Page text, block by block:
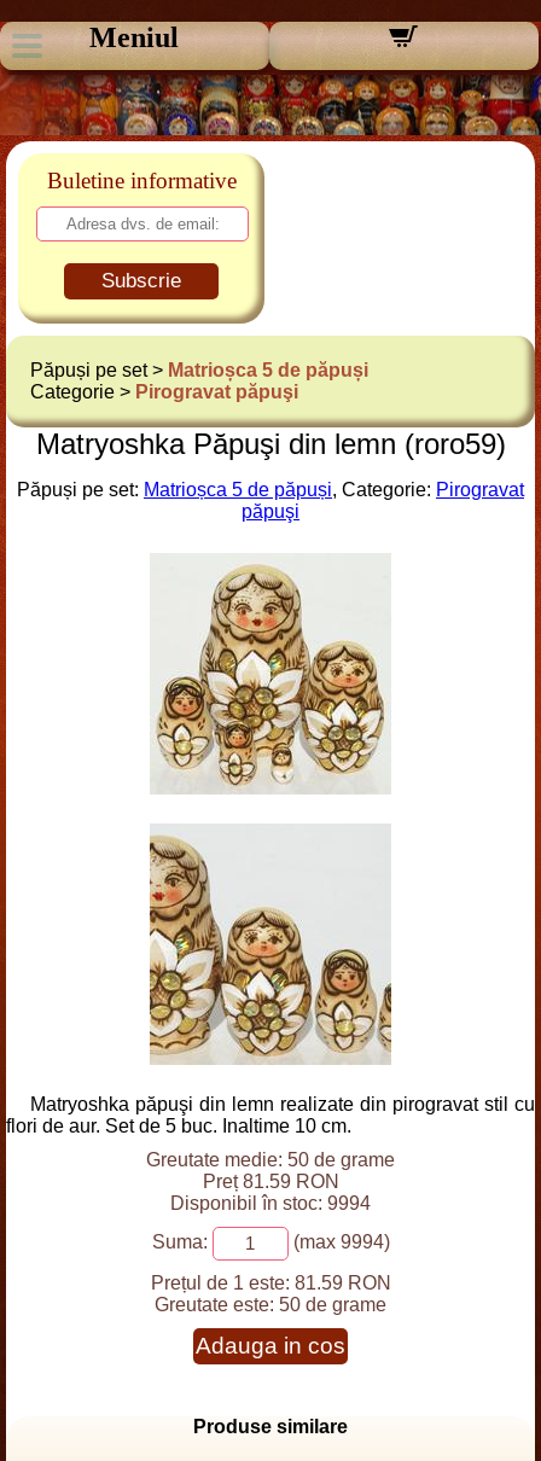
Meniul
Buletine informative
Subscrie
Păpuși pe set > Matrioșca 5 de păpuși
Categorie > Pirogravat păpuşi
Matryoshka Păpuşi din lemn (roro59)
Păpuși pe set: Matrioșca 5 de păpuși, Categorie: Pirogravat
păpuşi
Matryoshka păpuşi din lemn realizate din pirogravat stil cu
flori de aur. Set de 5 buc. Inaltime 10 cm.
Greutate medie: 50 de grame
Preț 81.59 RON
Disponibil în stoc: 9994
Suma:
(max 9994)
Prețul de 1 este: 81.59 RON
Greutate este: 50 de grame
Adauga in cos
Produse similare